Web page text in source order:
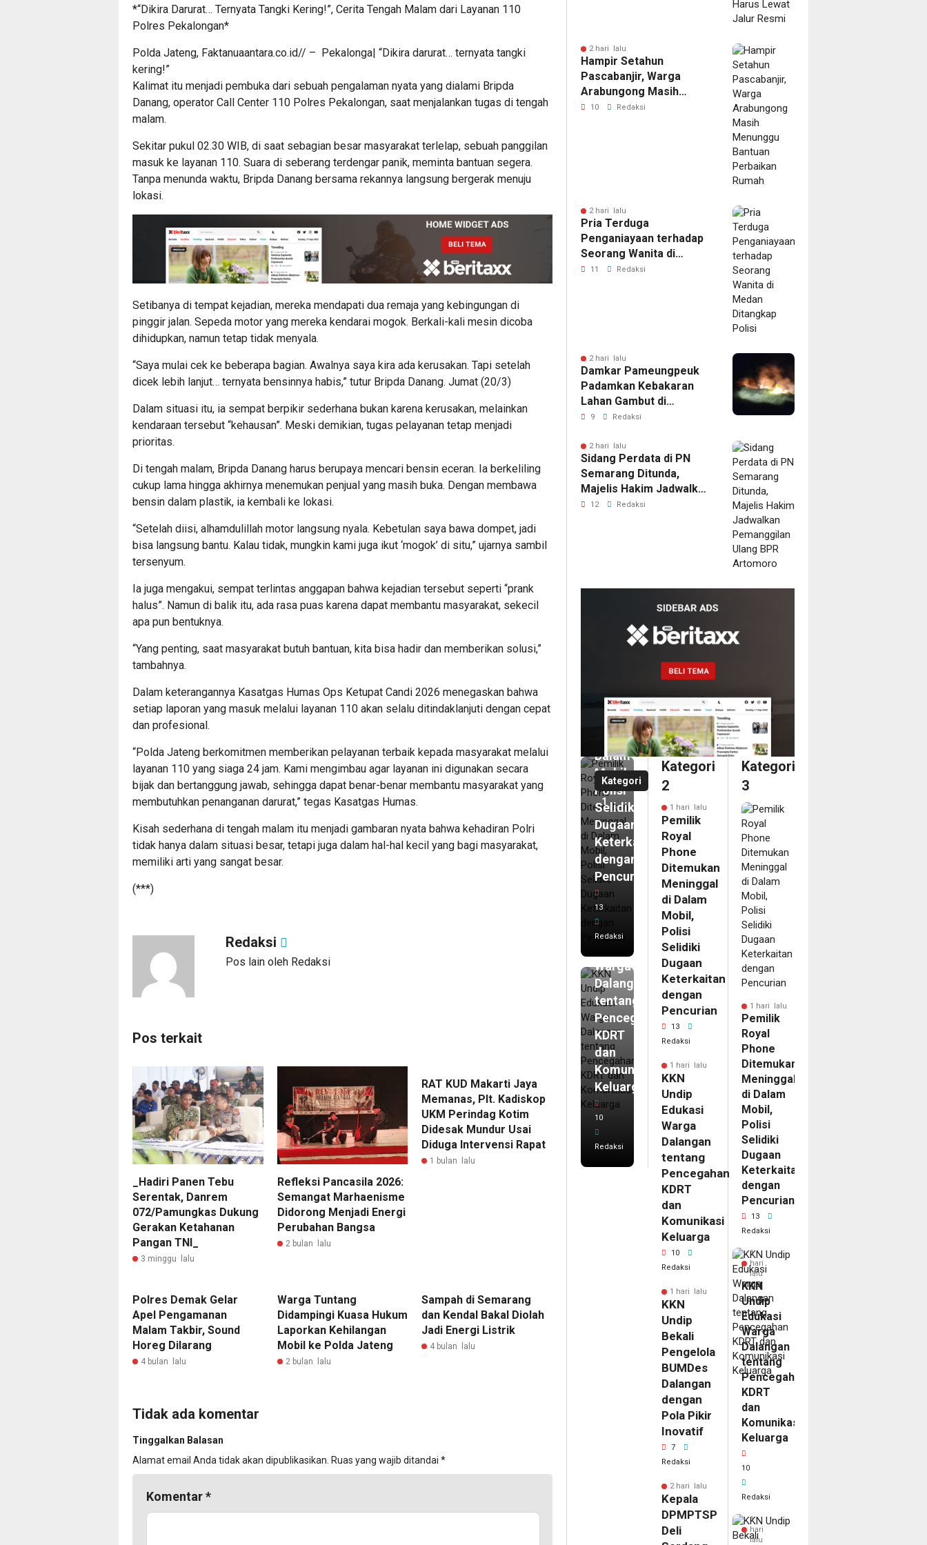
*“Dikira Darurat… Ternyata Tangki Kering!”, Cerita Tengah Malam dari Layanan 110
Polres Pekalongan*
Polda Jateng, Faktanuaantara.co.id// – Pekalonga| “Dikira darurat… ternyata tangki
kering!”
Kalimat itu menjadi pembuka dari sebuah pengalaman nyata yang dialami Bripda
Danang, operator Call Center 110 Polres Pekalongan, saat menjalankan tugas di tengah
malam.
Sekitar pukul 02.30 WIB, di saat sebagian besar masyarakat terlelap, sebuah panggilan
masuk ke layanan 110. Suara di seberang terdengar panik, meminta bantuan segera.
Tanpa menunda waktu, Bripda Danang bersama rekannya langsung bergerak menuju
lokasi.
Setibanya di tempat kejadian, mereka mendapati dua remaja yang kebingungan di
pinggir jalan. Sepeda motor yang mereka kendarai mogok. Berkali-kali mesin dicoba
dihidupkan, namun tetap tidak menyala.
“Saya mulai cek ke beberapa bagian. Awalnya saya kira ada kerusakan. Tapi setelah
dicek lebih lanjut… ternyata bensinnya habis,” tutur Bripda Danang. Jumat (20/3)
Dalam situasi itu, ia sempat berpikir sederhana bukan karena kerusakan, melainkan
kendaraan tersebut “kehausan”. Meski demikian, tugas pelayanan tetap menjadi
prioritas.
Di tengah malam, Bripda Danang harus berupaya mencari bensin eceran. Ia berkeliling
cukup lama hingga akhirnya menemukan penjual yang masih buka. Dengan membawa
bensin dalam plastik, ia kembali ke lokasi.
“Setelah diisi, alhamdulillah motor langsung nyala. Kebetulan saya bawa dompet, jadi
bisa langsung bantu. Kalau tidak, mungkin kami juga ikut ‘mogok’ di situ,” ujarnya sambil
tersenyum.
Ia juga mengakui, sempat terlintas anggapan bahwa kejadian tersebut seperti “prank
halus”. Namun di balik itu, ada rasa puas karena dapat membantu masyarakat, sekecil
apa pun bentuknya.
“Yang penting, saat masyarakat butuh bantuan, kita bisa hadir dan memberikan solusi,”
tambahnya.
Dalam keterangannya Kasatgas Humas Ops Ketupat Candi 2026 menegaskan bahwa
setiap laporan yang masuk melalui layanan 110 akan selalu ditindaklanjuti dengan cepat
dan profesional.
“Polda Jateng berkomitmen memberikan pelayanan terbaik kepada masyarakat melalui
layanan 110 yang siaga 24 jam. Kami mengimbau agar layanan ini digunakan secara
bijak dan bertanggung jawab, sehingga dapat benar-benar membantu masyarakat yang
membutuhkan penanganan darurat,” tegas Kasatgas Humas.
Kisah sederhana di tengah malam itu menjadi gambaran nyata bahwa kehadiran Polri
tidak hanya dalam situasi besar, tetapi juga dalam hal-hal kecil yang bagi masyarakat,
memiliki arti yang sangat besar.
(***)
Redaksi
Pos lain oleh Redaksi
Pos terkait
_Hadiri Panen Tebu
Serentak, Danrem
072/Pamungkas Dukung
Gerakan Ketahanan
Pangan TNI_
3 minggu lalu
Refleksi Pancasila 2026:
Semangat Marhaenisme
Didorong Menjadi Energi
Perubahan Bangsa
2 bulan lalu
RAT KUD Makarti Jaya
Memanas, Plt. Kadiskop
UKM Perindag Kotim
Didesak Mundur Usai
Diduga Intervensi Rapat
1 bulan lalu
Polres Demak Gelar
Apel Pengamanan
Malam Takbir, Sound
Horeg Dilarang
4 bulan lalu
Warga Tuntang
Didampingi Kuasa Hukum
Laporkan Kehilangan
Mobil ke Polda Jateng
2 bulan lalu
Sampah di Semarang
dan Kendal Bakal Diolah
Jadi Energi Listrik
4 bulan lalu
Tidak ada komentar
Tinggalkan Balasan
Alamat email Anda tidak akan dipublikasikan. Ruas yang wajib ditandai *
Komentar*
2 hari lalu
Hampir Setahun
Pascabanjir, Warga
Arabungong Masih
Menunggu Bantuan
10 Redaksi
2 hari lalu
Pria Terduga
Penganiayaan terhadap
Seorang Wanita di
Medan Ditangkap Polisi
11 Redaksi
2 hari lalu
Damkar Pameungpeuk
Padamkan Kebakaran
Lahan Gambut di
Cibalong, Permukiman
Diamankan
9 Redaksi
2 hari lalu
Sidang Perdata di PN
Semarang Ditunda,
Majelis Hakim Jadwalkan
Pemanggilan Ulang BPR
12 Redaksi
Kategori
1
Ditemukan
Meninggal
Dalam
Mobil,
Polisi
Selidiki
Dugaan
Keterkaitan
dengan
Pencurian
13
Redaksi
1
hari
KKN
Undip
Edukasi
Warga
Dalangan
tentang
Pencegahan
KDRT
dan
Komunikasi
Keluarga
10
Redaksi
Kategori
2
1 hari lalu
Pemilik
Royal
Phone
Ditemukan
Meninggal
di Dalam
Mobil,
Polisi
Selidiki
Dugaan
Keterkaitan
dengan
Pencurian
13
Redaksi
1 hari lalu
KKN
Undip
Edukasi
Warga
Dalangan
tentang
Pencegahan
KDRT
dan
Komunikasi
Keluarga
10
Redaksi
1 hari lalu
KKN
Undip
Bekali
Pengelola
BUMDes
Dalangan
dengan
Pola Pikir
Inovatif
7
Redaksi
2 hari lalu
Kepala
DPMPTSP
Deli
Kategori
3
1 hari lalu
Pemilik
Royal
Phone
Ditemukan
Meninggal
di Dalam
Mobil,
Polisi
Selidiki
Dugaan
Keterkaitan
dengan
Pencurian
13
Redaksi
1
hari
lalu
KKN
Undip
Edukasi
Warga
Dalangan
tentang
Pencegahan
KDRT
dan
Komunikasi
Keluarga
10
Redaksi
1
hari
lalu